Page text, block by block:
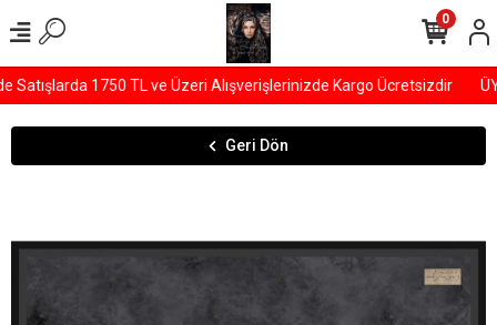
1750 TL ve Üzeri Alışverişlerinizde Kargo Ücretsizdir
0
Geri Dön